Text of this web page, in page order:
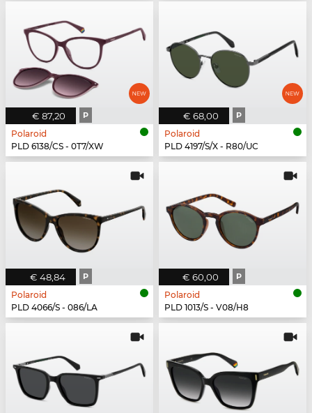
€ 87,20 P
Polaroid
PLD 6138/CS - 0T7/XW
€ 68,00 P
Polaroid
PLD 4197/S/X - R80/UC
€ 48,84 P
Polaroid
PLD 4066/S - 086/LA
€ 60,00 P
Polaroid
PLD 1013/S - V08/H8